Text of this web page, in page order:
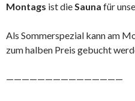
Montags ist dieSauna für
Als Sommerspezial kann am
zum halben Preis gebucht
———————————————